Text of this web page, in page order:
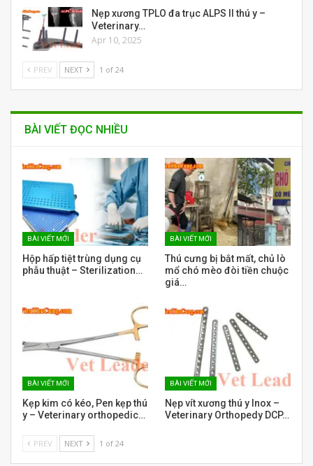
Nẹp xương TPLO đa trục ALPS II thú y –
Veterinary…
Apr 10, 2025
PREV NEXT 1 of 24
BÀI VIẾT ĐỌC NHIỀU
BÀI VIẾT MỚI
Hộp hấp tiệt trùng dụng cụ
phẫu thuật – Sterilization…
BÀI VIẾT MỚI
Thú cưng bị bắt mất, chủ lò
mổ chó mèo đòi tiền chuộc
giá…
BÀI VIẾT MỚI
Kẹp kim có kéo, Pen kẹp thú
y – Veterinary orthopedic…
BÀI VIẾT MỚI
Nẹp vít xương thú y Inox –
Veterinary Orthopedy DCP…
PREV NEXT 1 of 24